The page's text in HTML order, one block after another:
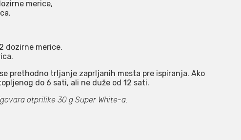
merice,
dozirne merice,
prethodno trljanje zaprljanih mesta pre ispiranja. Ako
do 6 sati, ali ne duže od 12 sati.
otprilike 30 g Super White-a.